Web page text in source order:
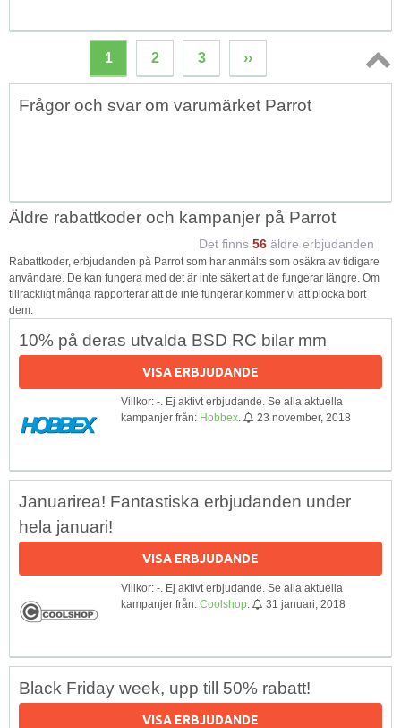
1 2 3 ››
Topp
Frågor och svar om varumärket Parrot
Äldre rabattkoder och kampanjer på Parrot
Det finns 56 äldre erbjudanden
Rabattkoder, erbjudanden på Parrot som har anmälts som osäkra av tidigare
användare. De kan fungera med det är inte säkert att de fungerar längre. Om
tillräckligt många rapporterar att de inte fungerar kommer vi att plocka bort
dem.
10% på deras utvalda BSD RC bilar mm
VISA ERBJUDANDE
Villkor: -. Ej aktivt erbjudande. Se alla aktuella
kampanjer från: Hobbex 23 november, 2018
Januarirea! Fantastiska erbjudanden under
hela januari!
VISA ERBJUDANDE
Villkor: -. Ej aktivt erbjudande. Se alla aktuella
kampanjer från: Coolshop 31 januari, 2018
Black Friday week, upp till 50% rabatt!
VISA ERBJUDANDE